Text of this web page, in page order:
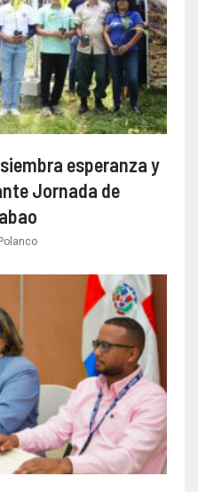
esperanza y
Jornada de